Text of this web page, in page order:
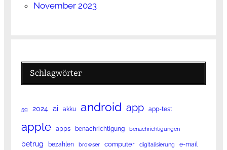
November 2023
Schlagwörter
5g 2024 ai akku android app app-test
apple apps benachrichtigung benachrichtigungen
betrug bezahlen browser computer digitalisierung e-mail